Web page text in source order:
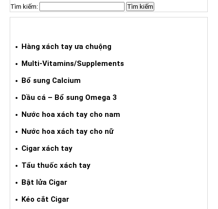
Tìm kiếm:
Hàng xách tay ưa chuộng
Multi-Vitamins/Supplements
Bổ sung Calcium
Dầu cá – Bổ sung Omega 3
Nước hoa xách tay cho nam
Nước hoa xách tay cho nữ
Cigar xách tay
Tẩu thuốc xách tay
Bật lửa Cigar
Kéo cắt Cigar